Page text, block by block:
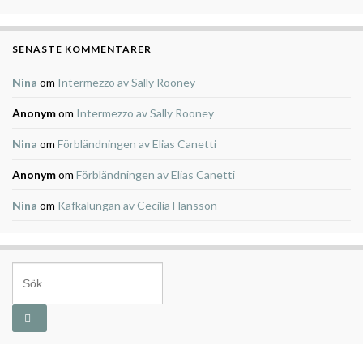
SENASTE KOMMENTARER
Nina om Intermezzo av Sally Rooney
Anonymom Intermezzo av Sally Rooney
Nina om Förbländningen av Elias Canetti
Anonymom Förbländningen av Elias Canetti
Nina om Kafkalungan av Cecilia Hansson